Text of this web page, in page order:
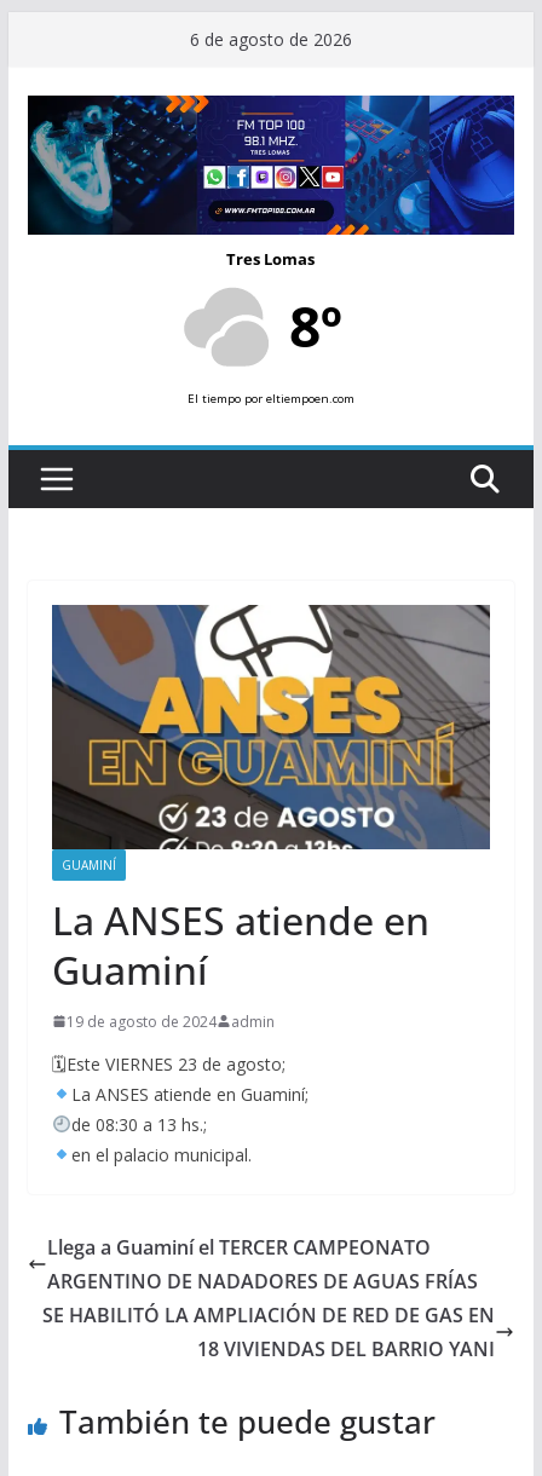
contenido
6 de agosto de 2026
Tres Lomas
8º
El tiempopor eltiempoen.com
GUAMINÍ
La ANSES atiende en
Guaminí
19 de agosto de 2024 admin
🗓Este VIERNES 23 de agosto;
La ANSES atiende en Guaminí;
de 08:30 a 13 hs.;
en el palacio municipal.
Llega a Guaminí el TERCER CAMPEONATO
ARGENTINO DE NADADORES DE AGUAS FRÍAS
SE HABILITÓ LA AMPLIACIÓN DE RED DE GAS EN
18 VIVIENDAS DEL BARRIO YANI
También te puede gustar